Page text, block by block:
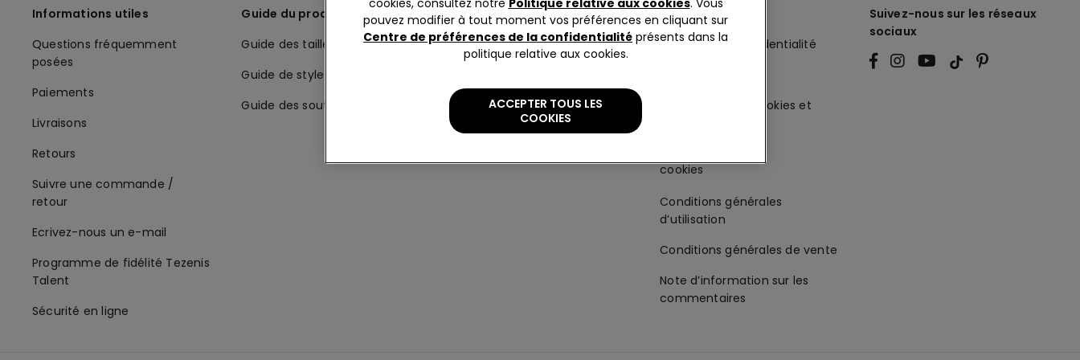
Informations utiles
Questions fréquemment
posées
Paiements
Livraisons
Retours
Suivre une commande /
retour
Ecrivez-nous un e-mail
Programme de fidélité Tezenis
Talent
Sécurité en ligne
Guide du produit
Guide des tailles
Guide de style
Guide des soutiens-gorge
Corporate
La société
Travailler avec nous
Mentions légales
Politique de Confidentialité
Politique sur les cookies et
Conditions générales
d’utilisation
Conditions générales de vente
Note d’information sur les
commentaires
Suivez-nous sur les réseaux
sociaux
cookies, consultez notre Politique relative aux cookies. Vous
pouvez modifier à tout moment vos préférences en cliquant sur
Centre de préférences de la confidentialité présents dans la
politique relative aux cookies.
ACCEPTER TOUS LES
COOKIES